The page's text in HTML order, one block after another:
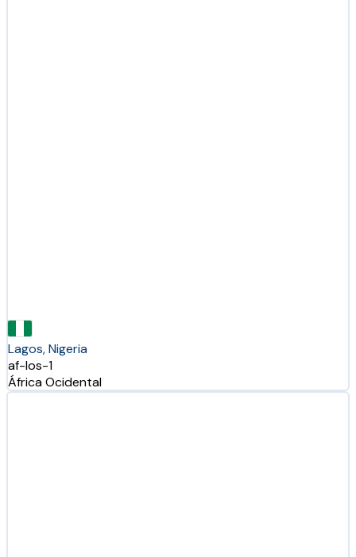
Lagos, Nigeria
af-los-1
África Ocidental